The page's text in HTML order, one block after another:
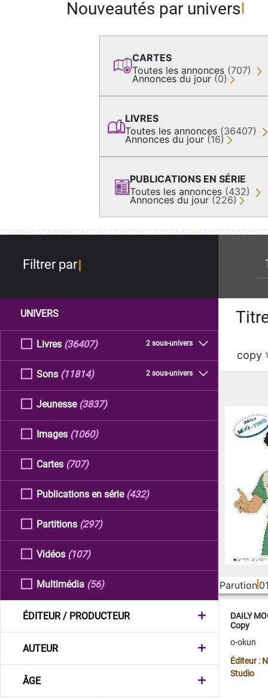
Nouveautés par univers
CARTES
Toutes les annonces (707)
Annonces du jour (0)
LIVRES
Toutes les annonces (36407)
Annonces du jour (16)
PUBLICATIONS EN SÉRIE
Toutes les annonces (432)
Annonces du jour (226)
Filtrer par
UNIVERS
Livres 2 sous-univers
(36407)
Sons 2 sous-univers
(11814)
Jeunesse (3837)
Images (1060)
Cartes (707)
Publications en série (432)
Partitions (297)
Vidéos (107)
Multimédia (56)
ÉDITEUR / PRODUCTEUR
AUTEUR
ÂGE
copy
Parution
DAILY
Copy
o-okun
Éditeur :
Studio